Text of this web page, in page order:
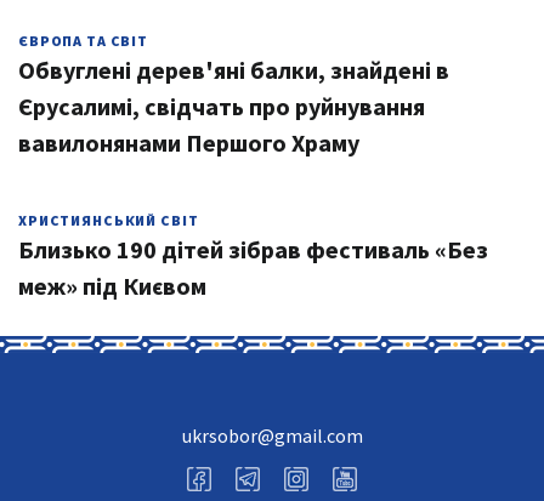
ЄВРОПА ТА СВІТ
Обвуглені дерев'яні балки, знайдені в
Єрусалимі, свідчать про руйнування
вавилонянами Першого Храму
ХРИСТИЯНСЬКИЙ СВІТ
Близько 190 дітей зібрав фестиваль «Без
меж» під Києвом
ukrsobor@gmail.com